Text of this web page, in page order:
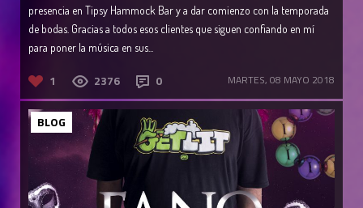
presencia en Tipsy Hammock Bar y a dar comienzo con la temporada
de bodas. Gracias a todos esos clientes que siguen confiando en mí
para poner la música en sus...
1 2376 0 MARTES, 08 MAYO 2018
BLOG